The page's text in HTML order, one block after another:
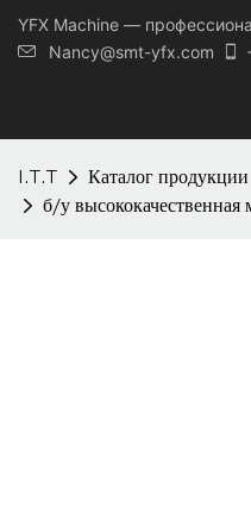
YFX Machine —
Nancy@smt-yfx.com
I.T.T Каталог продукции
б/у